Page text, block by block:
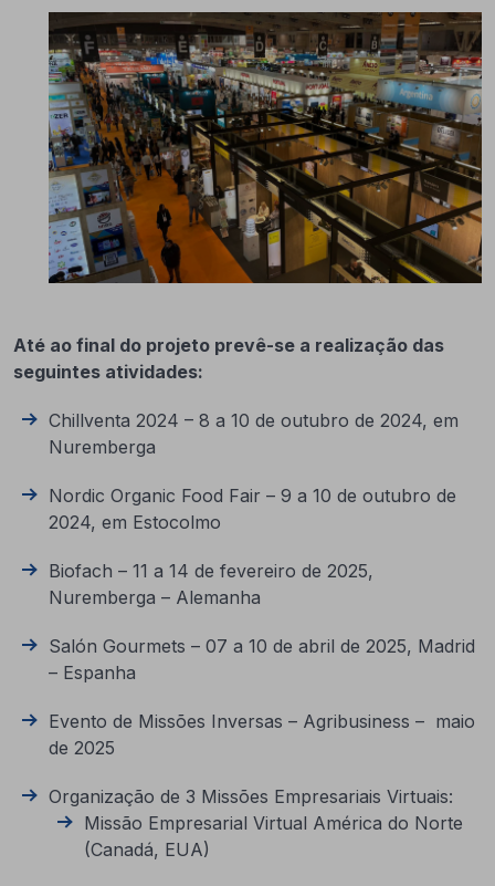
Até ao final do projeto prevê-se a realização das
seguintes atividades:
Chillventa 2024 – 8 a 10 de outubro de 2024, em
Nuremberga
Nordic Organic Food Fair – 9 a 10 de outubro de
2024, em Estocolmo
Biofach – 11 a 14 de fevereiro de 2025,
Nuremberga – Alemanha
Salón Gourmets – 07 a 10 de abril de 2025, Madrid
– Espanha
Evento de Missões Inversas – Agribusiness – maio
de 2025
Organização de 3 Missões Empresariais Virtuais:
Missão Empresarial Virtual América do Norte
(Canadá, EUA)